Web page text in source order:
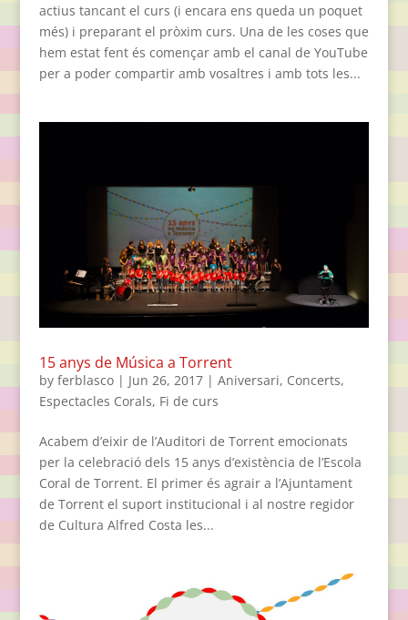
actius tancant el curs (i encara ens queda un poquet
més) i preparant el pròxim curs. Una de les coses que
hem estat fent és començar amb el canal de YouTube
per a poder compartir amb vosaltres i amb tots les...
15 anys de Música a Torrent
by ferblasco| Jun 26, 2017| Aniversari, Concerts,
Espectacles Corals, Fi de curs
Acabem d’eixir de l’Auditori de Torrent emocionats
per la celebració dels 15 anys d’existència de l’Escola
Coral de Torrent. El primer és agrair a l’Ajuntament
de Torrent el suport institucional i al nostre regidor
de Cultura Alfred Costa les...